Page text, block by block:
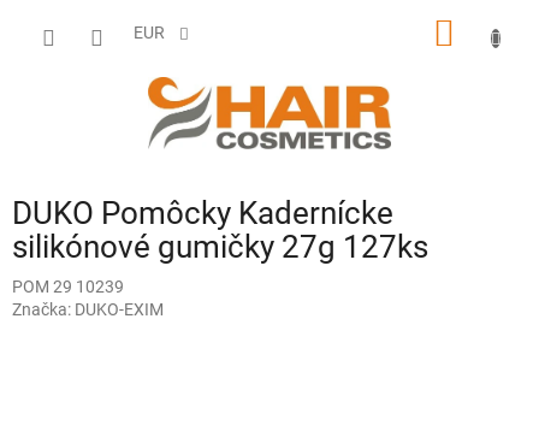
EUR
DUKO Pomôcky Kadernícke
silikónové gumičky 27g 127ks
POM 29 10239
Značka: DUKO-EXIM